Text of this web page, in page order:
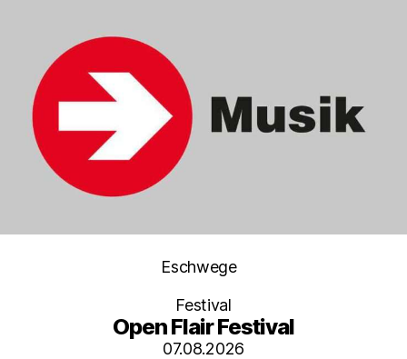
Kategorien
Eschwege
Festival
Open Flair Festival
07.08.2026